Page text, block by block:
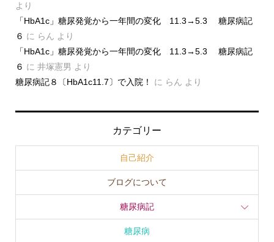
より
「HbA1c」糖尿発覚から一年間の変化 11.3→5.3 糖尿病記
６ に らん より
「HbA1c」糖尿発覚から一年間の変化 11.3→5.3 糖尿病記
６ に 井塚憲男 より
糖尿病記８〔HbA1c11.7〕で入院！
に らん より
カテゴリー
自己紹介
ブログについて
糖尿病記
糖尿病